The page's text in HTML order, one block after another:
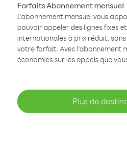
Forfaits Abonnement mensuel
L'abonnement mensuel vous
pouvoir appeler des lignes fixes
internationales à prix réduit,
votre forfait. Avec l'abonnement
économies sur les appels que
Plus de